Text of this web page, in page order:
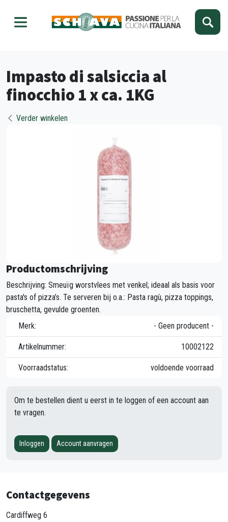
Impasto di salsiccia al
finocchio 1 x ca. 1KG
Verder winkelen
Productomschrijving
Beschrijving: Smeuïg worstvlees met venkel; ideaal als basis voor
pasta's of pizza’s. Te serveren bij o.a.: Pasta ragù, pizza toppings,
bruschetta, gevulde groenten.
Merk:
- Geen producent -
Artikelnummer: 10002122
Voorraadstatus: voldoende voorraad
Om te bestellen dient u eerst in te loggen of een account aan
te vragen.
Inloggen Account aanvragen
Contactgegevens
Cardiffweg 6